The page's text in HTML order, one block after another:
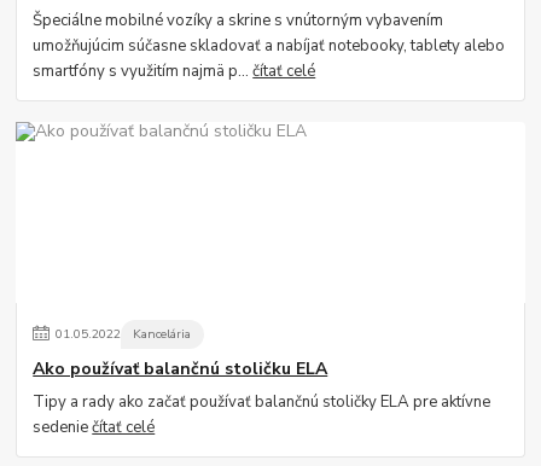
Špeciálne mobilné vozíky a skrine s vnútorným vybavením
umožňujúcim súčasne skladovať a nabíjať notebooky, tablety alebo
smartfóny s využitím najmä p...čítať celé
01.05.2022 Kancelária
Ako používať balančnú stoličku ELA
Tipy a rady ako začať používať balančnú stoličky ELA pre aktívne
sedeniečítať celé